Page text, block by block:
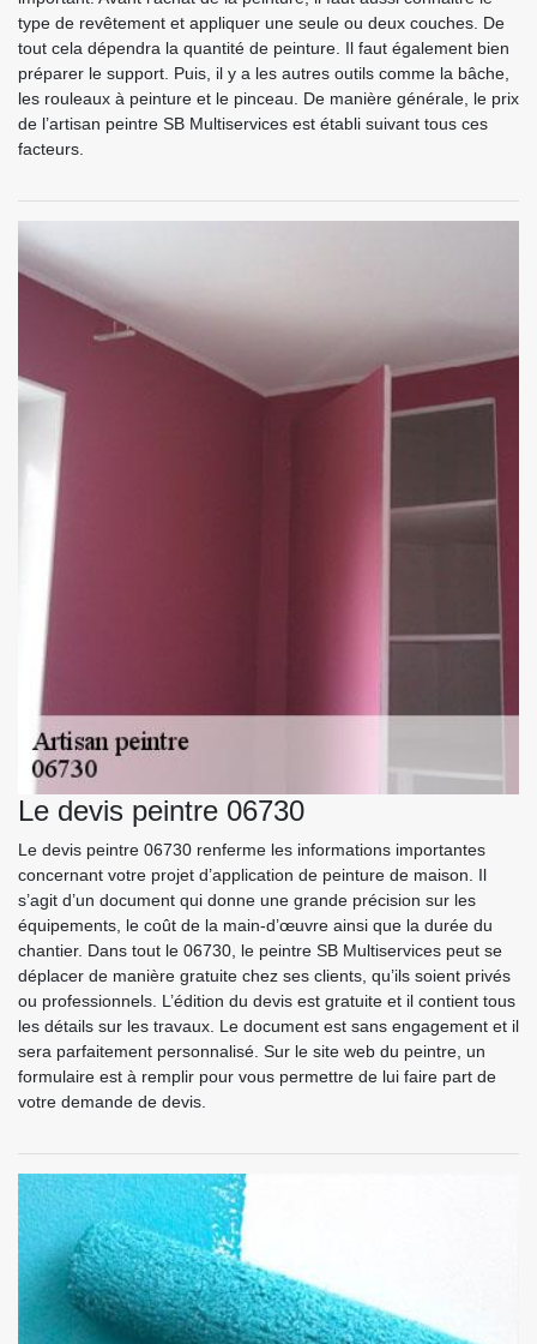
type de revêtement et appliquer une seule ou deux couches. De
tout cela dépendra la quantité de peinture. Il faut également bien
préparer le support. Puis, il y a les autres outils comme la bâche,
les rouleaux à peinture et le pinceau. De manière générale, le prix
de l’artisan peintre SB Multiservices est établi suivant tous ces
facteurs.
Le devis peintre 06730
Le devis peintre 06730 renferme les informations importantes
concernant votre projet d’application de peinture de maison. Il
s’agit d’un document qui donne une grande précision sur les
équipements, le coût de la main-d’œuvre ainsi que la durée du
chantier. Dans tout le 06730, le peintre SB Multiservices peut se
déplacer de manière gratuite chez ses clients, qu’ils soient privés
ou professionnels. L’édition du devis est gratuite et il contient tous
les détails sur les travaux. Le document est sans engagement et il
sera parfaitement personnalisé. Sur le site web du peintre, un
formulaire est à remplir pour vous permettre de lui faire part de
votre demande de devis.